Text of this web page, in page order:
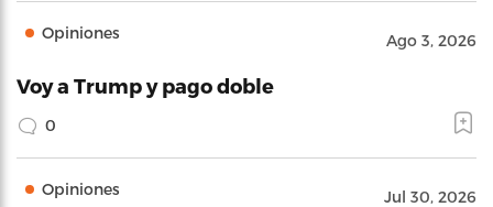
Opiniones Ago 3, 2026
Voy a Trump y pago doble
0
Opiniones Jul 30, 2026